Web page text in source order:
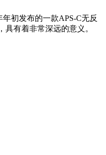
初发布的一款APS-C无反
有着非常深远的意义。